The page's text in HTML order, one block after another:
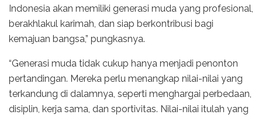
Indonesia akan memiliki generasi muda yang profesional,
berakhlakul karimah, dan siap berkontribusi bagi
kemajuan bangsa,” pungkasnya.
“Generasi muda tidak cukup hanya menjadi penonton
pertandingan. Mereka perlu menangkap nilai-nilai yang
terkandung di dalamnya, seperti menghargai perbedaan,
disiplin, kerja sama, dan sportivitas. Nilai-nilai itulah yang